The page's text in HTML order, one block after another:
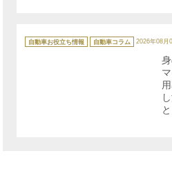
テ
ゴ
自動車お役立ち情報 自動車コラム 2026年08月